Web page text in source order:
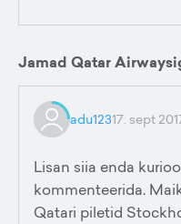
Jamad Qatar
adu12317. sept
Lisan siia enda
kommenteerida.
Qatari piletid